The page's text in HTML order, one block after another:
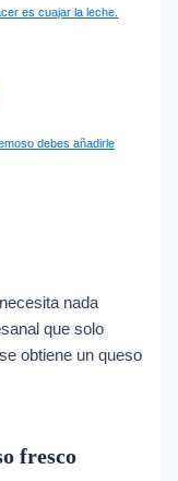
es cuajar la leche.
debes añadirle
nada
que solo
obtiene un queso
fresco